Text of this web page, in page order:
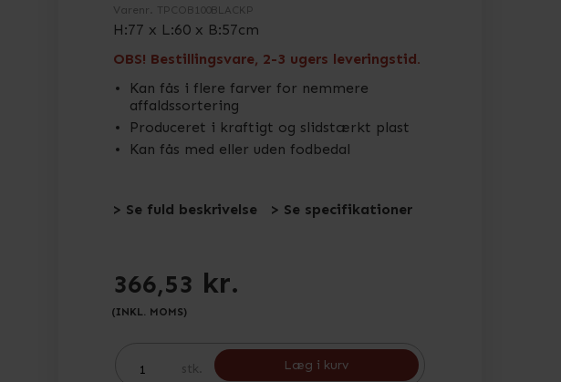
Varenr. TPCOB100BLACKP
H:77 x L:60 x B:57cm
OBS! Bestillingsvare, 2-3 ugers leveringstid.
Kan fås i flere farver for nemmere
affaldssortering
Produceret i kraftigt og slidstærkt plast
Kan fås med eller uden fodbedal
> Se fuld beskrivelse > Se specifikationer
366,53 kr.
(INKL. MOMS)
stk. Læg i kurv